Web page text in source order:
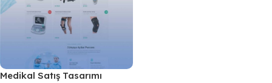
Medikal Satış Tasarımı